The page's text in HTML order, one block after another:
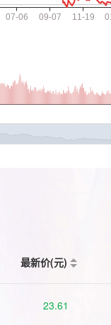
最新价(元)
23.61